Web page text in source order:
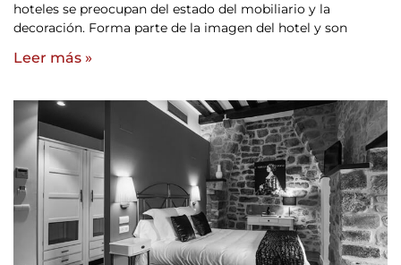
hoteles se preocupan del estado del mobiliario y la
decoración. Forma parte de la imagen del hotel y son
Leer más »